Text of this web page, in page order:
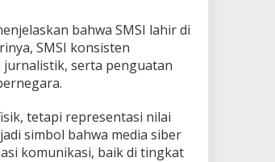
bahwa SMSI lahir di
SMSI konsisten
serta penguatan
tetapi representasi nilai
simbol bahwa media siber
komunikasi, baik di tingkat